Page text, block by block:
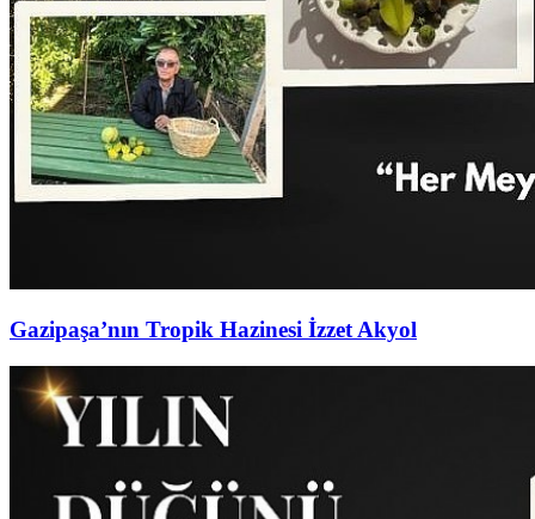
Gazipaşa’nın Tropik Hazinesi İzzet Akyol